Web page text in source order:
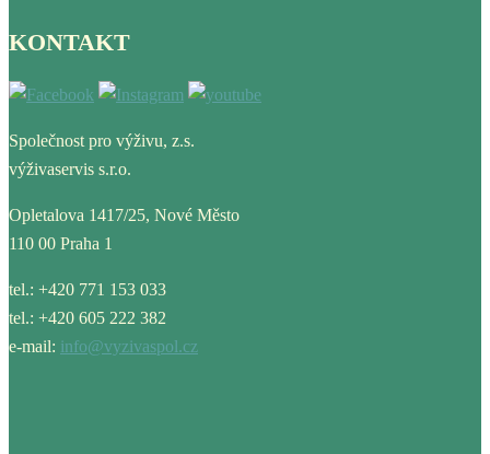
KONTAKT
Společnost pro výživu, z.s.
výživaservis s.r.o.
Opletalova 1417/25, Nové Město
110 00 Praha 1
tel.: +420 771 153 033
tel.: +420 605 222 382
e-mail: info@vyzivaspol.cz